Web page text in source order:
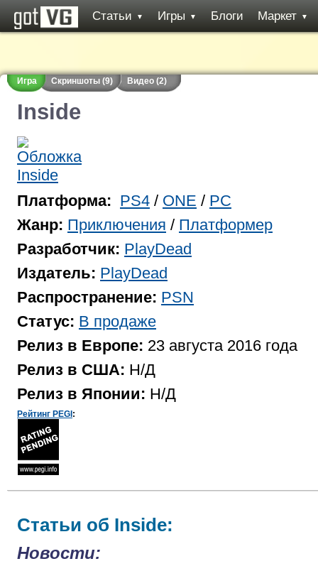
Статьи ▼ Игры ▼ Блоги Маркет ▼
Игра Скриншоты (9) Видео (2)
Inside
Платформа: PS4 / ONE / PC
Жанр: Приключения / Платформер
Разработчик: PlayDead
Издатель: PlayDead
Распространение: PSN
Статус: В продаже
Релиз в Европе: 23 августа 2016 года
Релиз в США: Н/Д
Релиз в Японии: Н/Д
Рейтинг PEGI :
Статьи об Inside:
Новости: